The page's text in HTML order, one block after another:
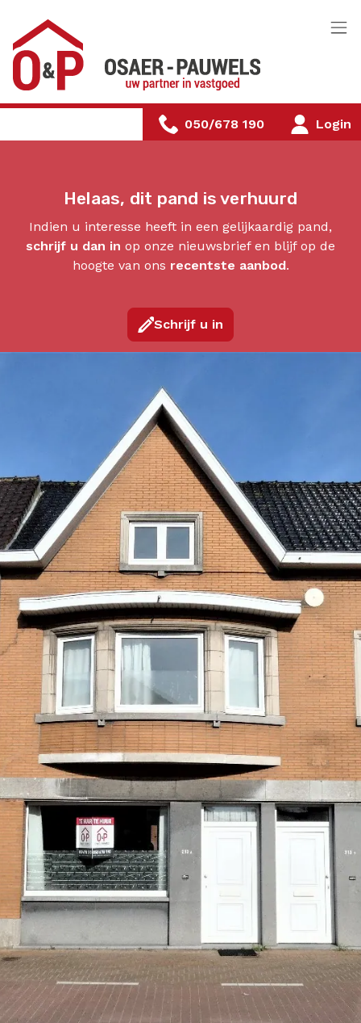
050/678 190 Login
Helaas, dit pand is verhuurd
Indien u interesse heeft in een gelijkaardig pand,
schrijf u dan in op onze nieuwsbrief en blijf op de
hoogte van ons recentste aanbod.
Schrijf u in